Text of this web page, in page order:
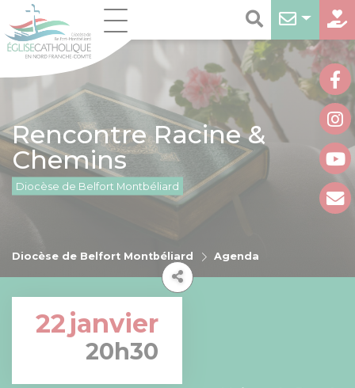
Rencontre Racine &
Chemins
Diocèse de Belfort Montbéliard
Diocèse de Belfort Montbéliard Agenda
22janvier
20h30